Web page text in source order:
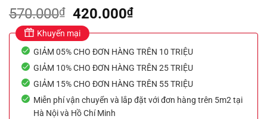
570.000₫
Giá
gốc
là:
570.000₫.
420.000₫Giá
là:
420.000₫.
Khuyến mại
GIẢM 05% CHO ĐƠN HÀNG TRÊN 10 TRIỆU
GIẢM 10% CHO ĐƠN HÀNG TRÊN 25 TRIỆU
GIẢM 15% CHO ĐƠN HÀNG TRÊN 55 TRIỆU
Miễn phí vận chuyển và lắp đặt với đơn hàng trên 5m2 tại
Hà Nội và Hồ Chí Minh